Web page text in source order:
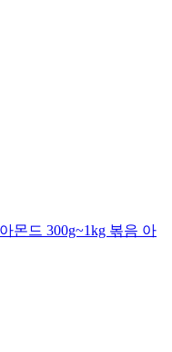
몬드 300g~1kg 볶음 아